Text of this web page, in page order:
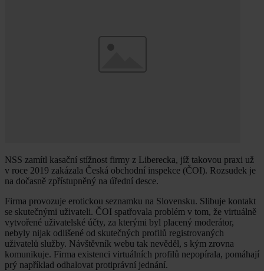
NSS zamítl kasační stížnost firmy z Liberecka, jíž takovou praxi už
v roce 2019 zakázala Česká obchodní inspekce (ČOI). Rozsudek je
na dočasně zpřístupněný na úřední desce.
Firma provozuje erotickou seznamku na Slovensku. Slibuje kontakt
se skutečnými uživateli. ČOI spatřovala problém v tom, že virtuálně
vytvořené uživatelské účty, za kterými byl placený moderátor,
nebyly nijak odlišené od skutečných profilů registrovaných
uživatelů služby. Návštěvník webu tak nevěděl, s kým zrovna
komunikuje. Firma existenci virtuálních profilů nepopírala, pomáhají
prý například odhalovat protiprávní jednání.